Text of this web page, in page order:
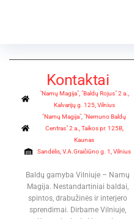
Kontaktai
"Namų Magija", "Baldų Rojus" 2 a.,
Kalvarijų g. 125, Vilnius
"Namų Magija", "Nemuno Baldų
Centras" 2 a., Taikos pr. 125B,
Kaunas
Sandėlis, V.A.Graičiūno g. 1, Vilnius
Baldų gamyba Vilniuje – Namų
Magija. Nestandartiniai baldai,
spintos, drabužinės ir interjero
sprendimai. Dirbame Vilniuje,